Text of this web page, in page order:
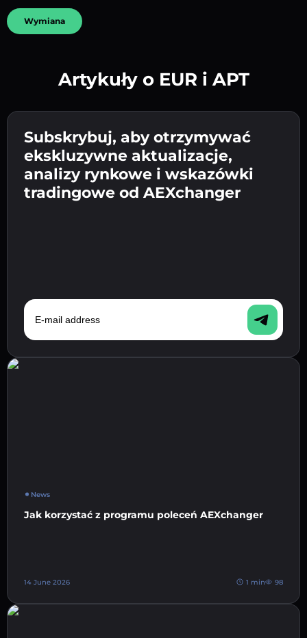
Wpisz adres swojego portfela
kryptowalutowego 👉 przejdź do następnego
kroku.
Potwierdź swoją tożsamość 👉 przejdź do
ostatniego kroku.
Wyślij depozyt 👉 odbierz kryptowalutę lub
walutę fiat w swoim portfelu.
Wymiana
Artykuły o EUR i APT
Subskrybuj, aby otrzymywać
ekskluzywne aktualizacje,
analizy rynkowe i wskazówki
tradingowe od AEXchanger
E-mail address
News
Jak korzystać z programu poleceń AEXchanger
14 June 2026 1 min 98